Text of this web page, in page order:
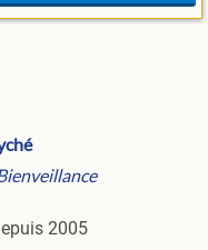
2005